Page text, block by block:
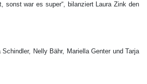
sonst war es super“, bilanziert Laura Zink den
Nelly Bähr, Mariella Genter und Tarja